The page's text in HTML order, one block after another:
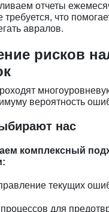
отчеты
требуется, что
авралов.
рисков
вероятность
нас
комплексный
текущих
для